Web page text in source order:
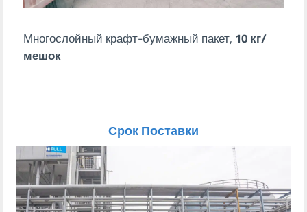
Многослойный крафт-бумажный пакет,10 кг/
мешок
Срок Поставки